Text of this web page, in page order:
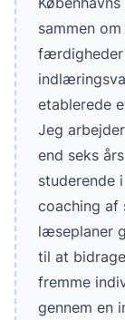
sammen
færdigheder
etablerede
Jeg
end seks
studerende
coaching af
læseplaner
til at
fremme
gennem en